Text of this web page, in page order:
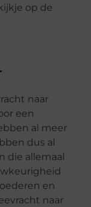
op de
naar
een
al meer
dus al
die allemaal
en
naar